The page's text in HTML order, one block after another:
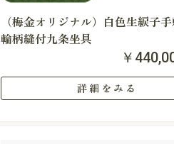
（梅金オリジナル）白色生綟子
輪柄縫付九条坐具
￥
詳細をみる